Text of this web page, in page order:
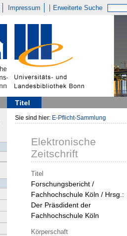
Impressum Erweiterte Suche
Titel
Sie sind hier: E-Pflicht-Sammlung
Elektronische
Zeitschrift
Titel
Forschungsbericht /
Fachhochschule Köln / Hrsg.:
Der Präsdident der
Fachhochschule Köln
Körperschaft